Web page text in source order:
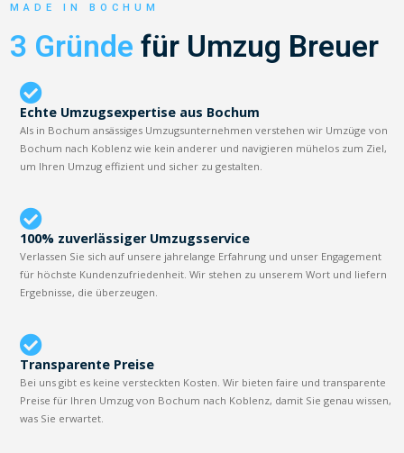
MADE IN BOCHUM
3 Gründe für Umzug Breuer
Echte Umzugsexpertise aus Bochum
Als in Bochum ansässiges Umzugsunternehmen verstehen wir Umzüge von
Bochum nach Koblenz wie kein anderer und navigieren mühelos zum Ziel,
um Ihren Umzug effizient und sicher zu gestalten.
100% zuverlässiger Umzugsservice
Verlassen Sie sich auf unsere jahrelange Erfahrung und unser Engagement
für höchste Kundenzufriedenheit. Wir stehen zu unserem Wort und liefern
Ergebnisse, die überzeugen.
Transparente Preise
Bei uns gibt es keine versteckten Kosten. Wir bieten faire und transparente
Preise für Ihren Umzug von Bochum nach Koblenz, damit Sie genau wissen,
was Sie erwartet.